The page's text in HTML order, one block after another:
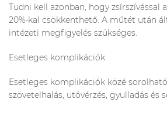
Tudni kell azonban, hogy zsírszívással
20%-kal csökkenthető. A műtét után
intézeti megfigyelés szükséges.
Esetleges komplikációk
Esetleges komplikációk közé
szövetelhalás, utóvérzés, gyulladás és